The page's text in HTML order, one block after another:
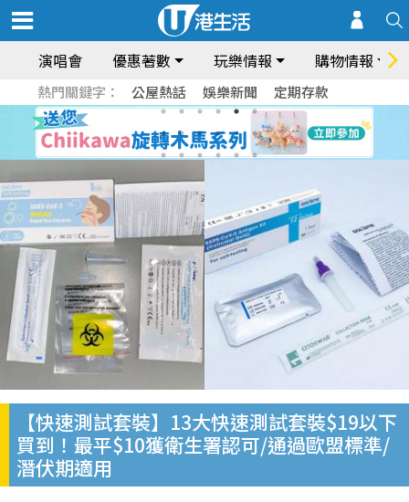
演唱會 優惠著數 玩樂情報 購物情報
熱門關鍵字： 公屋熱話 娛樂新聞 定期存款
【快速測試套裝】13大快速測試套裝$19以下
買到！最平$10獲衛生署認可/通過歐盟標準/
潛伏期適用